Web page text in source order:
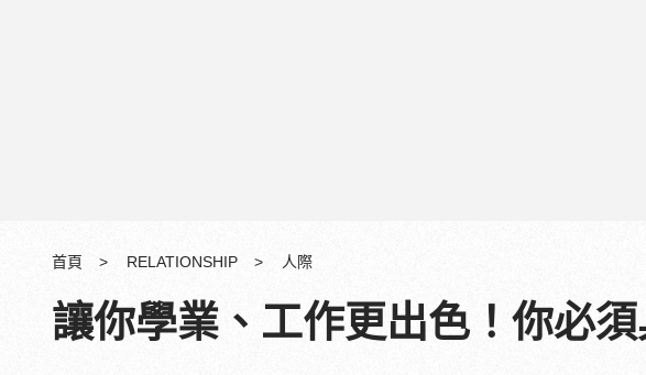
首頁 RELATIONSHIP 人際
讓你學業、工作更出色！你必